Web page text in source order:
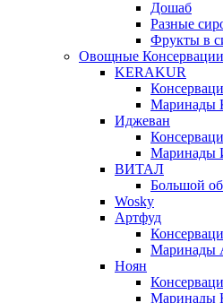
Дошаб
Разные
Фрукты в
Овощные Консервации
KERAKUR
Маринады
Иджеван
Маринады
ВИТАЛ
Большой
Wosky
Артфуд
Маринады
Ноян
Маринады